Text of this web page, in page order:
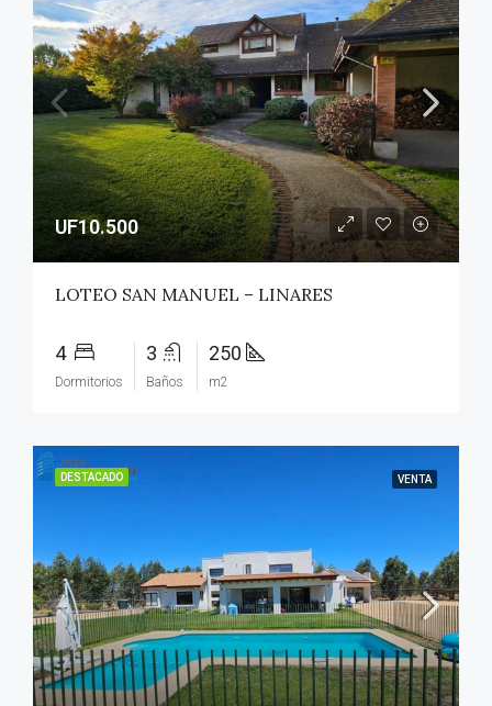
UF10.500
LOTEO SAN MANUEL – LINARES
4
Dormitorios
3
Baños
250
m2
DESTACADO VENTA